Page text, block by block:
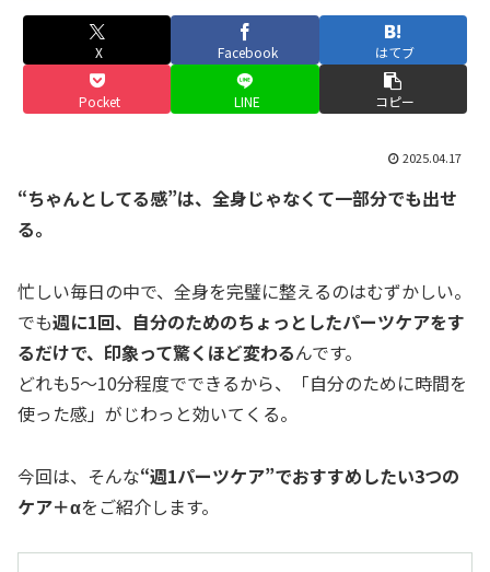
X Facebook はてブ
Pocket LINE コピー
2025.04.17
“ちゃんとしてる感”は、全身じゃなくて一部分でも出せ
る。
忙しい毎日の中で、全身を完璧に整えるのはむずかしい。
でも週に1回、自分のためのちょっとしたパーツケアをす
るだけで、印象って驚くほど変わるんです。
どれも5〜10分程度でできるから、「自分のために時間を
使った感」がじわっと効いてくる。
今回は、そんな“週1パーツケア”でおすすめしたい3つの
ケア＋αをご紹介します。